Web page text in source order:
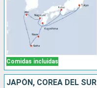
Comidas incluidas
JAPÓN, COREA DEL SUR